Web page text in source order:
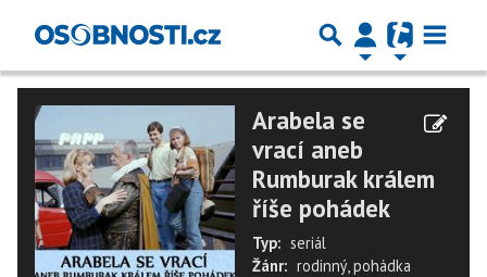
Arabela se
vrací aneb
Rumburak králem
říše pohádek
Typ: seriál
Žánr: rodinný, pohádka